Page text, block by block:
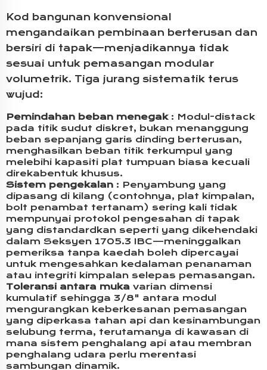
Kod bangunan konvensional
mengandaikan pembinaan berterusan dan
bersiri di tapak—menjadikannya tidak
sesuai untuk pemasangan modular
volumetrik. Tiga jurang sistematik terus
wujud:
Pemindahan beban menegak : Modul-distack
pada titik sudut diskret, bukan menanggung
beban sepanjang garis dinding berterusan,
menghasilkan beban titik terkumpul yang
melebihi kapasiti plat tumpuan biasa kecuali
direkabentuk khusus.
Sistem pengekalan : Penyambung yang
dipasang di kilang (contohnya, plat kimpalan,
bolt penambat tertanam) sering kali tidak
mempunyai protokol pengesahan di tapak
yang distandardkan seperti yang dikehendaki
dalam Seksyen 1705.3 IBC—meninggalkan
pemeriksa tanpa kaedah boleh dipercayai
untuk mengesahkan kedalaman penanaman
atau integriti kimpalan selepas pemasangan.
Toleransi antara muka varian dimensi
kumulatif sehingga 3/8" antara modul
mengurangkan keberkesanan pemasangan
yang diperkasa tahan api dan kesinambungan
selubung terma, terutamanya di kawasan di
mana sistem penghalang api atau membran
penghalang udara perlu merentasi
sambungan dinamik.